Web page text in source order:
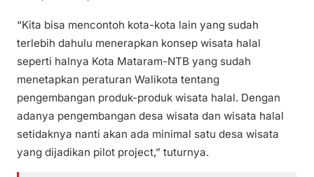
“Kita bisa mencontoh kota-kota lain yang sudah
terlebih dahulu menerapkan konsep wisata halal
seperti halnya Kota Mataram-NTB yang sudah
menetapkan peraturan Walikota tentang
pengembangan produk-produk wisata halal. Dengan
adanya pengembangan desa wisata dan wisata halal
setidaknya nanti akan ada minimal satu desa wisata
yang dijadikan pilot project,” tuturnya.